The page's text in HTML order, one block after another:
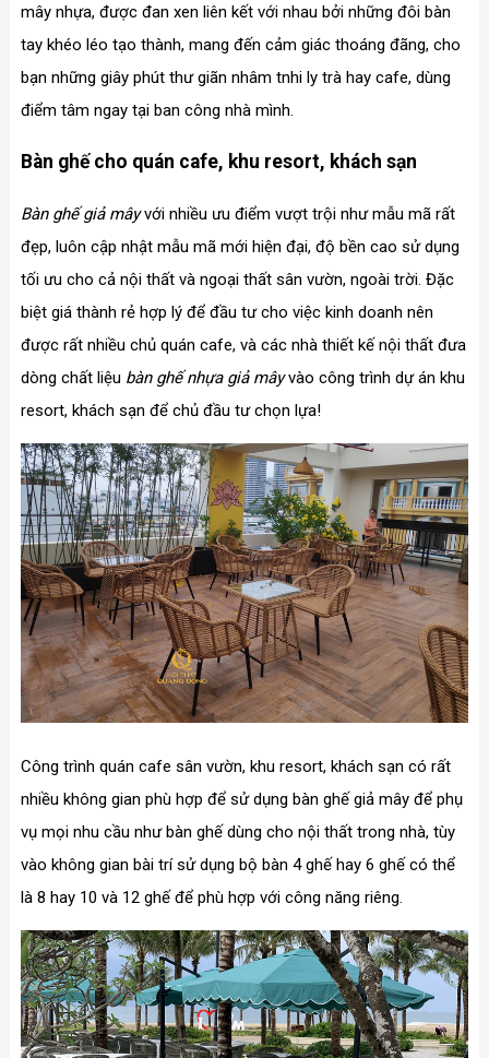
mây nhựa, được đan xen liên kết với nhau bởi những đôi bàn
tay khéo léo tạo thành, mang đến cảm giác thoáng đãng, cho
bạn những giây phút thư giãn nhâm tnhi ly trà hay cafe, dùng
điểm tâm ngay tại ban công nhà mình.
Bàn ghế cho quán cafe, khu resort, khách sạn
Bàn ghế giả mâyvới nhiều ưu điểm vượt trội như mẫu mã rất
đẹp, luôn cập nhật mẫu mã mới hiện đại, độ bền cao sử dụng
tối ưu cho cả nội thất và ngoại thất sân vườn, ngoài trời. Đặc
biệt giá thành rẻ hợp lý để đầu tư cho việc kinh doanh nên
được rất nhiều chủ quán cafe, và các nhà thiết kế nội thất đưa
dòng chất liệu bàn ghế nhựa giả mâyvào công trình dự án khu
resort, khách sạn để chủ đầu tư chọn lựa!
Công trình quán cafe sân vườn, khu resort, khách sạn có rất
nhiều không gian phù hợp để sử dụng bàn ghế giả mây để phụ
vụ mọi nhu cầu như bàn ghế dùng cho nội thất trong nhà, tùy
vào không gian bài trí sử dụng bộ bàn 4 ghế hay 6 ghế có thể
là 8 hay 10 và 12 ghế để phù hợp với công năng riêng.